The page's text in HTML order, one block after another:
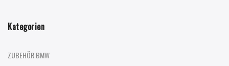
Kategorien
ZUBEHÖR BMW